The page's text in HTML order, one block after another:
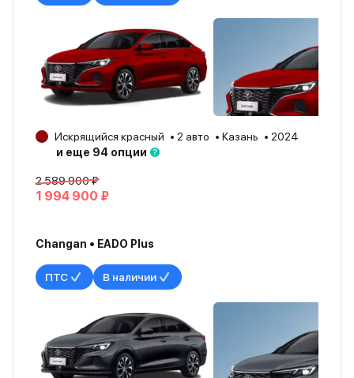
Искрящийся красный 2 авто Казань
2024
и еще 94 опции
2 589 900 ₽
1 994 900 ₽
Changan • EADO Plus
ПТС В наличии